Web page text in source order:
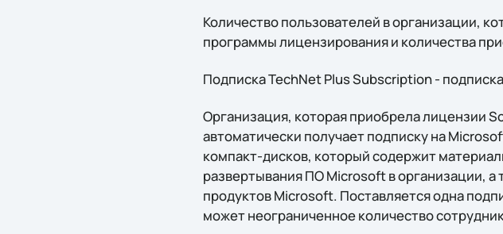
Количество пользователей в организации,
программы лицензирования и количества
Подписка TechNet Plus Subscription -
Организация, которая приобрела лицензии
автоматически получает подписку на
компакт-дисков, который содержит
развертывания ПО Microsoft в организации,
продуктов Microsoft. Поставляется одна
может неограниченное количество